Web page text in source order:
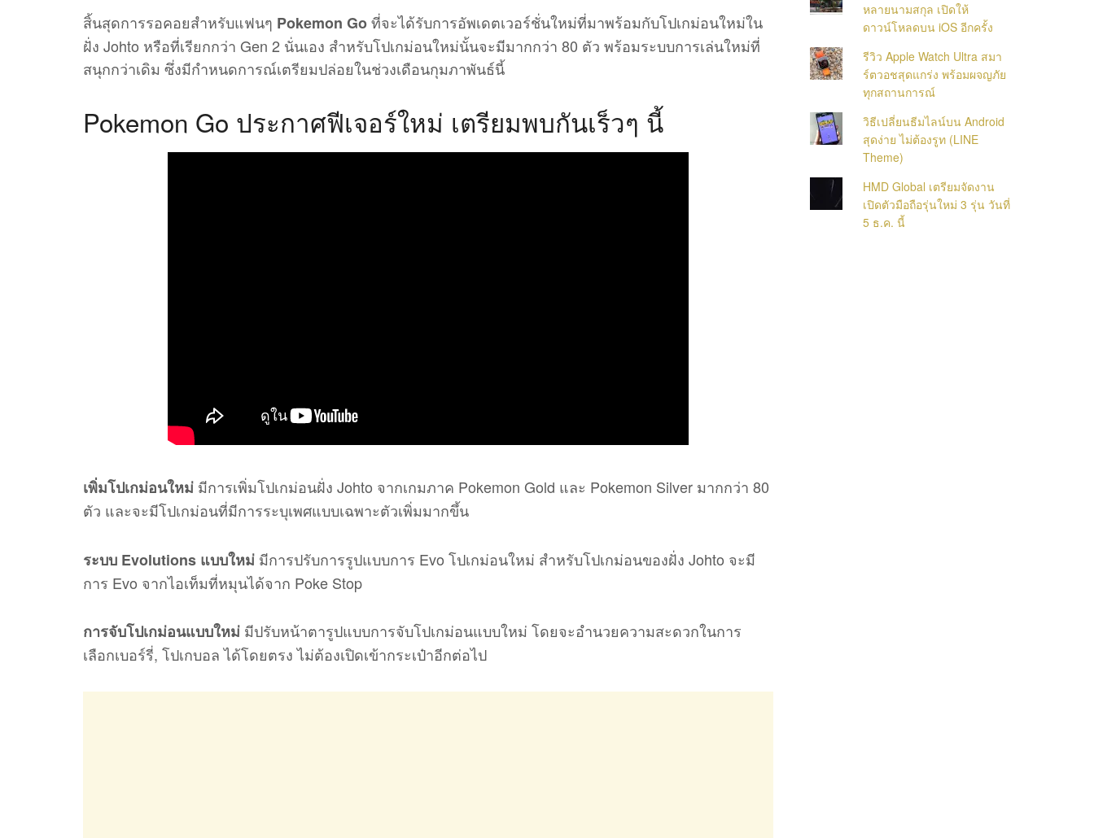
สิ้นสุดการรอคอยสำหรับแฟนๆ Pokemon Goที่จะได้รับการอัพเดตเวอร์ชั่นใหม่ที่มาพร้อมกับโปเกม่อนใหม่ใน
ฝั่ง Johto หรือที่เรียกกว่า Gen 2 นั่นเอง สำหรับโปเกม่อนใหม่นั้นจะมีมากกว่า 80 ตัว พร้อมระบบการเล่นใหม่ที่
สนุกกว่าเดิม ซึ่งมีกำหนดการณ์เตรียมปล่อยในช่วงเดือนกุมภาพันธ์นี้
Pokemon Go ประกาศฟีเจอร์ใหม่ เตรียมพบกันเร็วๆ นี้
เพิ่มโปเกม่อนใหม่ มีการเพิ่มโปเกม่อนฝั่ง Johto จากเกมภาค Pokemon Gold และ Pokemon Silver มากกว่า 80
ตัว และจะมีโปเกม่อนที่มีการระบุเพศแบบเฉพาะตัวเพิ่มมากขึ้น
ระบบ Evolutions แบบใหม่ มีการปรับการรูปแบบการ Evo โปเกม่อนใหม่ สำหรับโปเกม่อนของฝั่ง Johto จะมี
การ Evo จากไอเท็มที่หมุนได้จาก Poke Stop
การจับโปเกม่อนแบบใหม่ มีปรับหน้าตารูปแบบการจับโปเกม่อนแบบใหม่ โดยจะอำนวยความสะดวกในการ
เลือกเบอร์รี่, โปเกบอล ได้โดยตรง ไม่ต้องเปิดเข้ากระเป๋าอีกต่อไป
หลายนามสกุล เปิดให้
ดาวน์โหลดบน iOS อีกครั้ง
รีวิว Apple Watch Ultra สมา
ร์ตวอชสุดแกร่ง พร้อมผจญภัย
ทุกสถานการณ์
วิธีเปลี่ยนธีมไลน์บน Android
สุดง่าย ไม่ต้องรูท (LINE
Theme)
HMD Global เตรียมจัดงาน
เปิดตัวมือถือรุ่นใหม่ 3 รุ่น วันที่
5 ธ.ค. นี้